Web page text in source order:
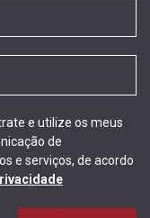
e utilize os meus
de
e serviços, de acordo